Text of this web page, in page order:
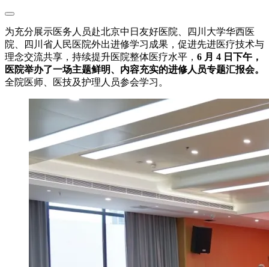
为充分展示医务人员赴北京中日友好医院、四川大学华西医
院、四川省人民医院外出进修学习成果，促进先进医疗技术与
理念交流共享，持续提升医院整体医疗水平， 6 月 4 日下午，
医院举办了一场主题鲜明、内容充实的进修人员专题汇报会。
全院医师、医技及护理人员参会学习。